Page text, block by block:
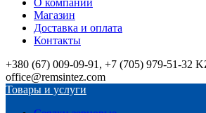
О компании
Магазин
Доставка и оплата
Контакты
+380 (67) 009-09-91, +7 (705) 979-51-32
office@remsintez.com
Товары и услуги